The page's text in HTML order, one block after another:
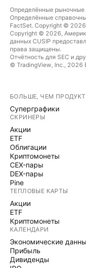
Определённые рыночные
Определённые
FactSet. Copyright ©
Copyright © 2026,
данных CUSIP
права защищены.
Отчётность для SEC и
© TradingView, Inc.,
БОЛЬШЕ, ЧЕМ ПРОДУКТ
Суперграфики
СКРИНЕРЫ
Акции
ETF
Облигации
Криптомонеты
CEX-пары
DEX-пары
Pine
ТЕПЛОВЫЕ КАРТЫ
Акции
ETF
Криптомонеты
КАЛЕНДАРИ
Экономические
Прибыль
Дивиденды